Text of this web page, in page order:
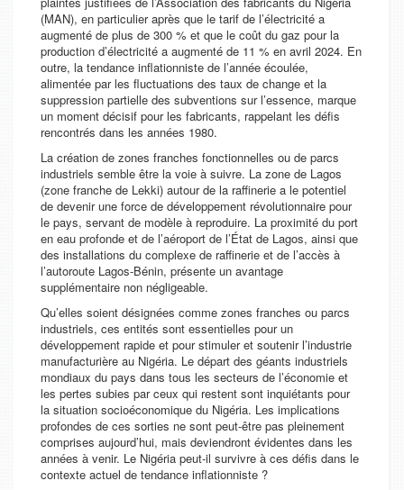
(MAN), en particulier après que le tarif de l’électricité a
augmenté de plus de 300 % et que le coût du gaz pour la
production d’électricité a augmenté de 11 % en avril 2024. En
outre, la tendance inflationniste de l’année écoulée,
alimentée par les fluctuations des taux de change et la
suppression partielle des subventions sur l’essence, marque
un moment décisif pour les fabricants, rappelant les défis
rencontrés dans les années 1980.
La création de zones franches fonctionnelles ou de parcs
industriels semble être la voie à suivre. La zone de Lagos
(zone franche de Lekki) autour de la raffinerie a le potentiel
de devenir une force de développement révolutionnaire pour
le pays, servant de modèle à reproduire. La proximité du port
en eau profonde et de l’aéroport de l’État de Lagos, ainsi que
des installations du complexe de raffinerie et de l’accès à
l’autoroute Lagos-Bénin, présente un avantage
supplémentaire non négligeable.
Qu’elles soient désignées comme zones franches ou parcs
industriels, ces entités sont essentielles pour un
développement rapide et pour stimuler et soutenir l’industrie
manufacturière au Nigéria. Le départ des géants industriels
mondiaux du pays dans tous les secteurs de l’économie et
les pertes subies par ceux qui restent sont inquiétants pour
la situation socioéconomique du Nigéria. Les implications
profondes de ces sorties ne sont peut-être pas pleinement
comprises aujourd’hui, mais deviendront évidentes dans les
années à venir. Le Nigéria peut-il survivre à ces défis dans le
contexte actuel de tendance inflationniste ?